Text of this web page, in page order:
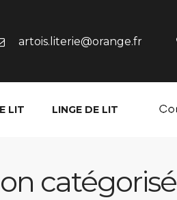
artois.literie@orange.fr
LIT LINGE DE LIT
catégorisé